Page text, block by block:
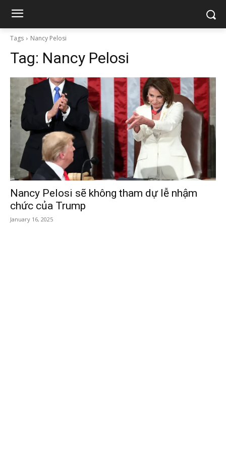
Tags Nancy Pelosi
Tag: Nancy Pelosi
Nancy Pelosi sẽ không tham dự lễ nhậm
chức của Trump
January 16, 2025